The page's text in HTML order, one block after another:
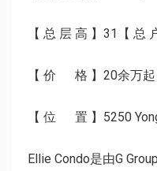
【 总 层 高 】31 【 总
【 价 格 】20余万起
【 位 置 】5250
Ellie Condo是由G